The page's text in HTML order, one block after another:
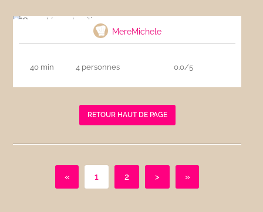
MereMichele
40 min 4 personnes 0.0/5
RETOUR HAUT DE PAGE
« 1 2 > »